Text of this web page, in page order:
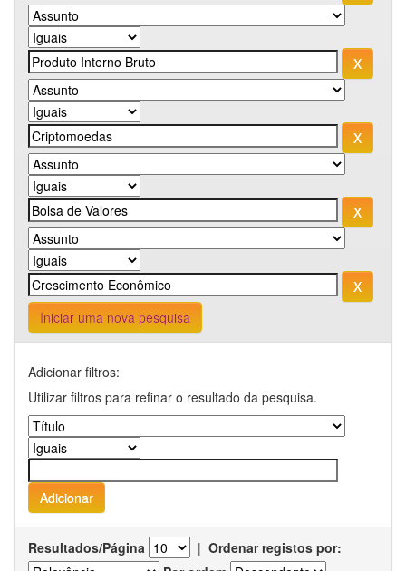
Iniciar uma nova pesquisa
Adicionar filtros:
Utilizar filtros para refinar o resultado da pesquisa.
Resultados/Página | Ordenar registos por: